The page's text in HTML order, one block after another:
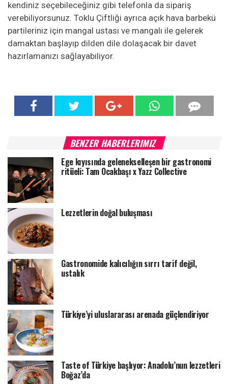
kendiniz seçebileceğiniz gibi telefonla da sipariş
verebiliyorsunuz. Toklu Çiftliği ayrıca açık hava barbekü
partileriniz için mangal ustası ve mangalı ile gelerek
damaktan başlayıp dilden dile dolaşacak bir davet
hazırlamanızı sağlayabiliyor.
BENZER HABERLERIMIZ
Ege kıyısında gelenekselleşen bir gastronomi
ritüeli: Tam Ocakbaşı x Yazz Collective
Lezzetlerin doğal buluşması
Gastronomide kalıcılığın sırrı tarif değil,
ustalık
Türkiye’yi uluslararası arenada güçlendiriyor
Taste of Türkiye başlıyor: Anadolu’nun lezzetleri
Boğaz’da